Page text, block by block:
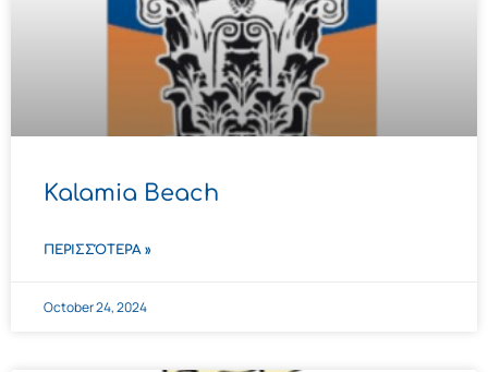
Kalamia Beach
ΠΕΡΙΣΣΌΤΕΡΑ »
October 24, 2024